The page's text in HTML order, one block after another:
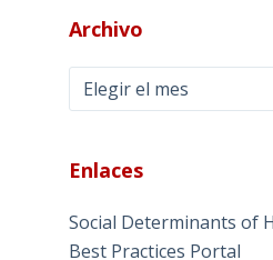
Archivo
Archivo
Enlaces
Social Determinants of
Best Practices Portal